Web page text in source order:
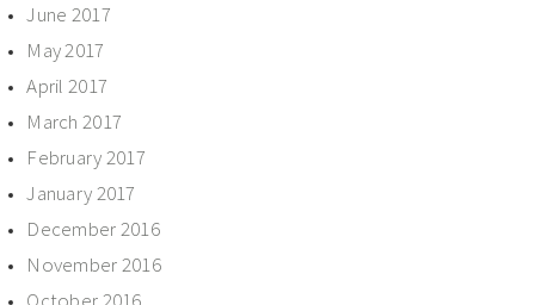
June 2017
May 2017
April 2017
March 2017
February 2017
January 2017
December 2016
November 2016